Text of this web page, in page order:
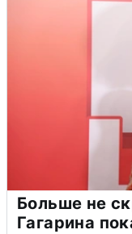
Больше не
Гагарина